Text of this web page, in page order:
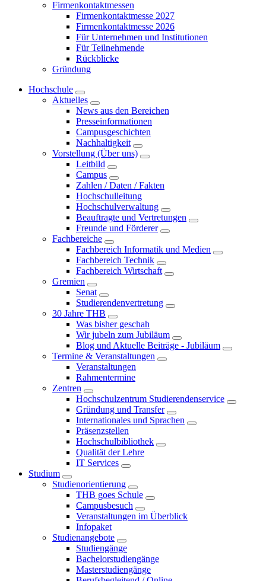
Firmenkontaktmessen
Firmenkontaktmesse 2027
Firmenkontaktmesse 2026
Für Unternehmen und Institutionen
Für Teilnehmende
Rückblicke
Gründung
Hochschule
Aktuelles
News aus den Bereichen
Presseinformationen
Campusgeschichten
Nachhaltigkeit
Vorstellung (Über uns)
Leitbild
Campus
Zahlen / Daten / Fakten
Hochschulleitung
Hochschulverwaltung
Beauftragte und Vertretungen
Freunde und Förderer
Fachbereiche
Fachbereich Informatik und Medien
Fachbereich Technik
Fachbereich Wirtschaft
Gremien
Senat
Studierendenvertretung
30 Jahre THB
Was bisher geschah
Wir jubeln zum Jubiläum
Blog und Aktuelle Beiträge - Jubiläum
Termine & Veranstaltungen
Veranstaltungen
Rahmentermine
Zentren
Hochschulzentrum Studierendenservice
Gründung und Transfer
Internationales und Sprachen
Präsenzstellen
Hochschulbibliothek
Qualität der Lehre
IT Services
Studium
Studienorientierung
THB goes Schule
Campusbesuch
Veranstaltungen im Überblick
Infopaket
Studienangebote
Studiengänge
Bachelorstudiengänge
Masterstudiengänge